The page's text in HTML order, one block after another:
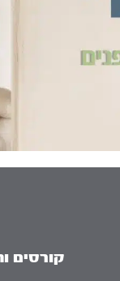
קורסים